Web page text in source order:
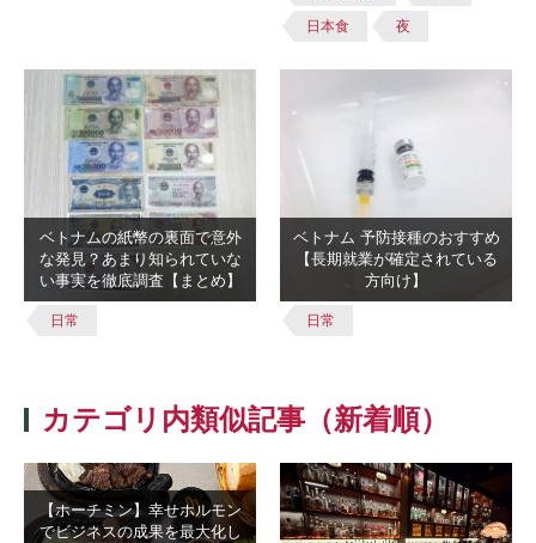
日本食 夜
ベトナムの紙幣の裏面で意外
な発見？あまり知られていな
い事実を徹底調査【まとめ】
日常
ベトナム 予防接種のおすすめ
【長期就業が確定されている
方向け】
日常
カテゴリ内類似記事（新着順）
【ホーチミン】幸せホルモン
でビジネスの成果を最大化し